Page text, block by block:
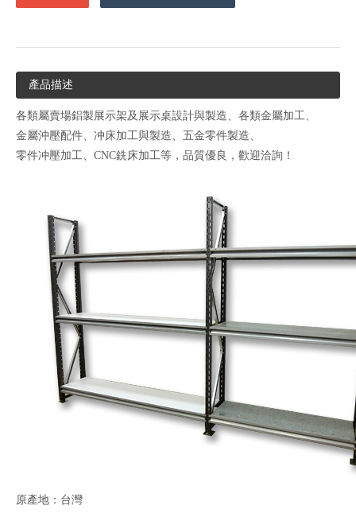
產品描述
各類屬賣場鋁製展示架及展示桌設計與製造、各類金屬加工、
金屬沖壓配件、冲床加工與製造、五金零件製造、
零件冲壓加工、CNC銑床加工等，品質優良，歡迎洽詢！
原產地：台灣